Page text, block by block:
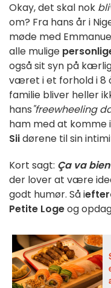
Okay, det skal nok
om? Fra hans år i
møde med
alle mulige
også sit syn på
været i et forhold i 8
familie bliver heller
hans"freewheeling
ham med at komme
Siidørene til sin
Kort sagt: Ça va
der lover at være
godt humør. Så i
Petite Logeog